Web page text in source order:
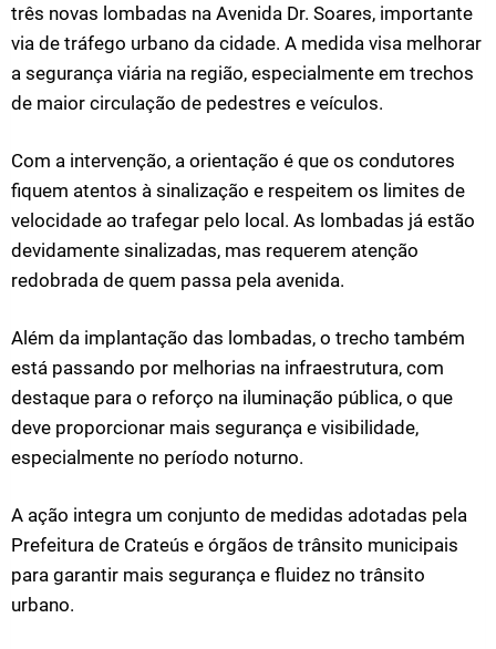
três novas lombadas na Avenida Dr. Soares, importante
via de tráfego urbano da cidade. A medida visa melhorar
a segurança viária na região, especialmente em trechos
de maior circulação de pedestres e veículos.
Com a intervenção, a orientação é que os condutores
fiquem atentos à sinalização e respeitem os limites de
velocidade ao trafegar pelo local. As lombadas já estão
devidamente sinalizadas, mas requerem atenção
redobrada de quem passa pela avenida.
Além da implantação das lombadas, o trecho também
está passando por melhorias na infraestrutura, com
destaque para o reforço na iluminação pública, o que
deve proporcionar mais segurança e visibilidade,
especialmente no período noturno.
A ação integra um conjunto de medidas adotadas pela
Prefeitura de Crateús e órgãos de trânsito municipais
para garantir mais segurança e fluidez no trânsito
urbano.